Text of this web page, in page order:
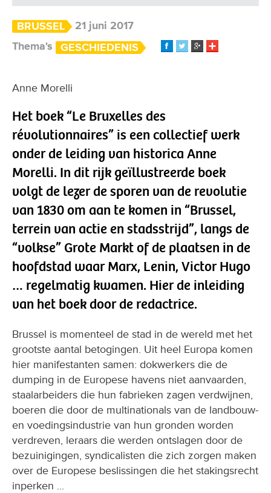
BRUSSEL
21 juni 2017
Thema's
GESCHIEDENIS
Anne Morelli
Het boek “Le Bruxelles des
révolutionnaires” is een collectief werk
onder de leiding van historica Anne
Morelli. In dit rijk geïllustreerde boek
volgt de lezer de sporen van de revolutie
van 1830 om aan te komen in “Brussel,
terrein van actie en stadsstrijd”, langs de
“volkse” Grote Markt of de plaatsen in de
hoofdstad waar Marx, Lenin, Victor Hugo
… regelmatig kwamen. Hier de inleiding
van het boek door de redactrice.
Brussel is momenteel de stad in de wereld met het
grootste aantal betogingen. Uit heel Europa komen
hier manifestanten samen: dokwerkers die de
dumping in de Europese havens niet aanvaarden,
staalarbeiders die hun fabrieken zagen verdwijnen,
boeren die door de multinationals van de landbouw-
en voedingsindustrie van hun gronden worden
verdreven, leraars die werden ontslagen door de
bezuinigingen, syndicalisten die zich zorgen maken
over de Europese beslissingen die het stakingsrecht
inperken ...